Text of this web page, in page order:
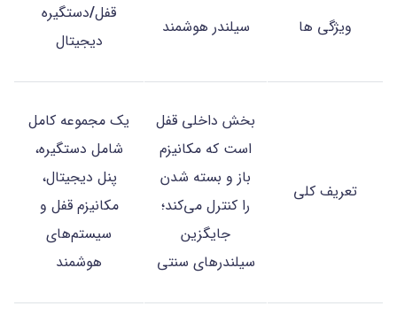
ویژگی ها سیلندر هوشمند
قفل/دستگیره
دیجیتال
تعریف کلی
بخش داخلی قفل
است که مکانیزم
باز و بسته شدن
را کنترل می‌کند؛
جایگزین
سیلندرهای سنتی
یک مجموعه کامل
شامل دستگیره،
پنل دیجیتال،
مکانیزم قفل و
سیستم‌های
هوشمند